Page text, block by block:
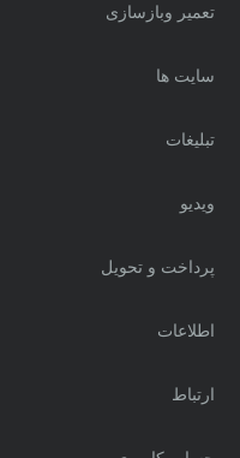
تعمیر وبازسازی
سایت ها
تبلیغات
ویدیو
پرداخت و تحویل
اطلاعات
ارتباط